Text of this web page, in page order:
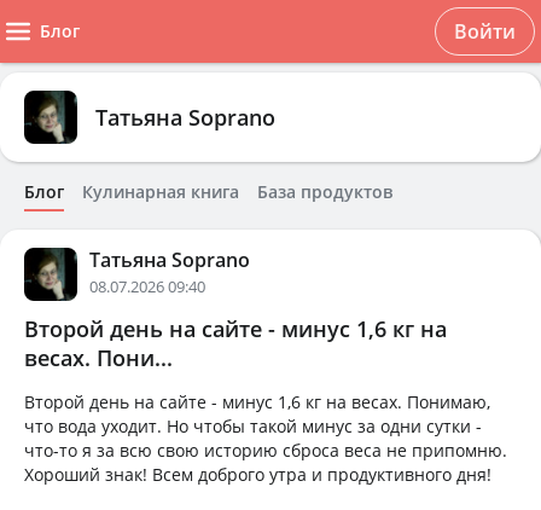
Блог Войти
Татьяна Soprano
Блог Кулинарная книга База продуктов
Татьяна Soprano
08.07.2026 09:40
Второй день на сайте - минус 1,6 кг на
весах. Пони...
Второй день на сайте - минус 1,6 кг на весах. Понимаю,
что вода уходит. Но чтобы такой минус за одни сутки -
что-то я за всю свою историю сброса веса не припомню.
Хороший знак! Всем доброго утра и продуктивного дня!